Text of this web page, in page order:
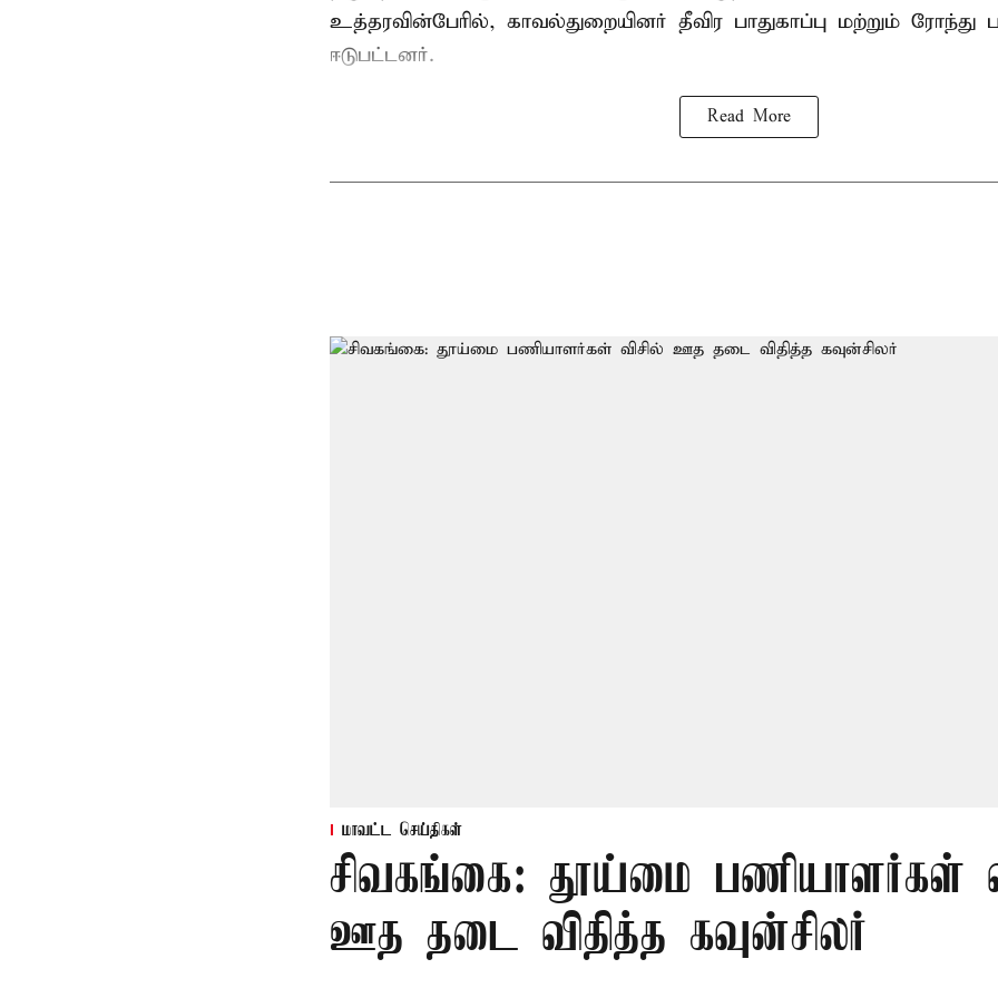
உத்தரவின்பேரில், காவல்துறையினர் தீவிர பாதுகாப்பு மற்றும் ரோந்து
ஈடுபட்டனர்.
Read More
மாவட்ட செய்திகள்
சிவகங்கை: தூய்மை பணியாளர்கள்
ஊத தடை விதித்த கவுன்சிலர்